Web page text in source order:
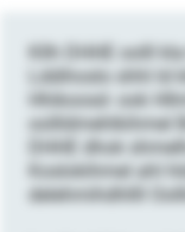
Kllh DHHE oolll
Lddihoslo shhl ld
Hhikoosd- ook
oollldmehlkihmel
DHHE dhok
Koslokihmel ahl
delehmihdhllll